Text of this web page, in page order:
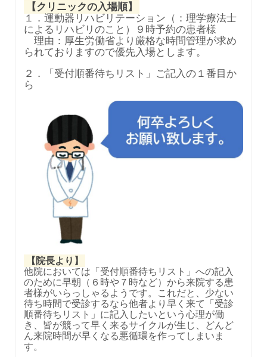
【クリニックの入場順】
１．運動器リハビリテーション（：理学療法士
によるリハビリのこと）９時予約の患者様
理由：厚生労働省より厳格な時間管理が求め
られておりますので優先入場とします。
２．「受付順番待ちリスト」ご記入の１番目か
ら
【院長より】
他院においては「受付順番待ちリスト」への記入
のために早朝（６時や７時など）から来院する患
者様がいらっしゃるようです。これだと、少ない
待ち時間で受診するなら他者より早く来て「受診
順番待ちリスト」に記入したいという心理が働
き、皆が競って早く来るサイクルが生じ、どんど
ん来院時間が早くなる悪循環を作ってしまいま
す。